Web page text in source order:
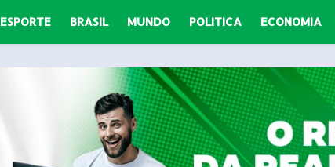
ESPORTE BRASIL MUNDO POLITICA ECONOMIA